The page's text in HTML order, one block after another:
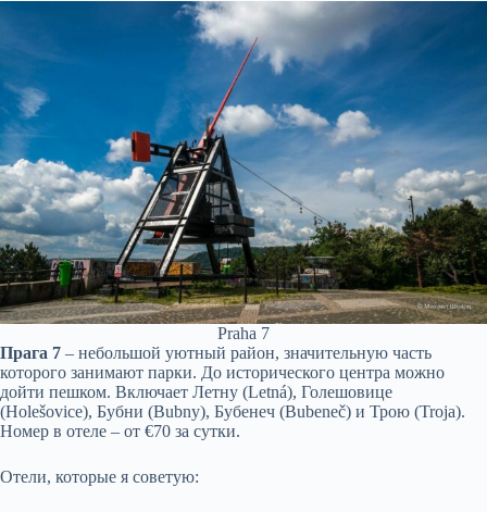
Praha 7
Прага 7 – небольшой уютный район, значительную часть
которого занимают парки. До исторического центра можно
дойти пешком. Включает Летну (Letná), Голешовице
(Holešovice), Бубни (Bubny), Бубенеч (Bubeneč) и Трою (Troja).
Номер в отеле – от €70 за сутки.
Отели, которые я советую: